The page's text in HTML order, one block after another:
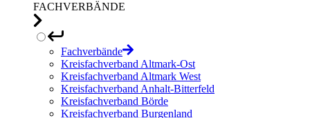
FACHVERBÄNDE
Fachverbände
Kreisfachverband Altmark-Ost
Kreisfachverband Altmark West
Kreisfachverband Anhalt-Bitterfeld
Kreisfachverband Börde
Kreisfachverband Burgenland